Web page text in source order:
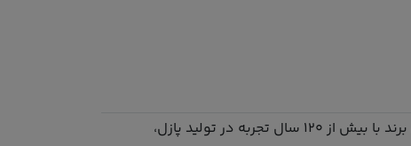
برند Ravensburger یکی از برترین برندهای تولید کننده پازل در جهان است که در سال ۱۸۹۱ در آلمان تاسیس شد. این برند با بیش از ۱۲۰ سال تجربه در تولید پازل،